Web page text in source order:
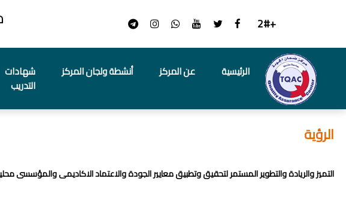
+2#
الرئيسية عن المركز أنشطة ولجان المركز
شهادات
التدريب
الرؤية
التميز والريادة والتطوير المستمر لتحقيق وتطبيق معايير الجودة والاعتماد الاكاديمى والمؤسسى